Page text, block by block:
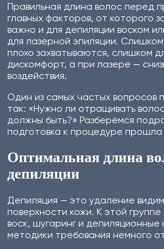
Правильная длина волос перед
главных факторов, от которого
важно и для депиляции воском
для лазерной эпиляции.
плохо захватываются, слишком
дискомфорт, а при лазере —
воздействия.
Один из самых частых вопросов
так: «Нужно ли отращивать
должны быть?» Разберёмся
подготовка к процедуре
Оптимальная длина
депиляции
Депиляция — это удаление
поверхности кожи. К этой
воск, шугаринг и
методики требования немного